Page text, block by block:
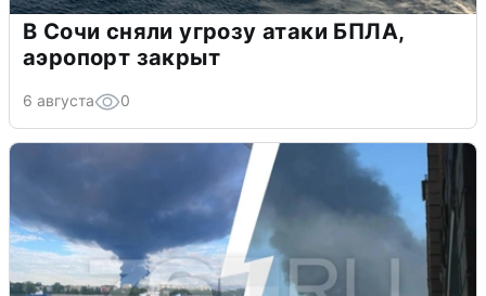
В Сочи сняли угрозу атаки БПЛА,
аэропорт закрыт
6 августа 0